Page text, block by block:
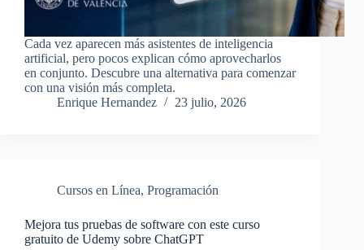
Cada vez aparecen más asistentes de inteligencia
artificial, pero pocos explican cómo aprovecharlos
en conjunto. Descubre una alternativa para comenzar
con una visión más completa.
Enrique Hernandez
23 julio, 2026
Cursos en Línea, Programación
Mejora tus pruebas de software con este curso
gratuito de Udemy sobre ChatGPT